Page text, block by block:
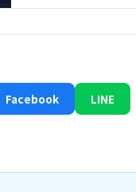
Facebook
LINE